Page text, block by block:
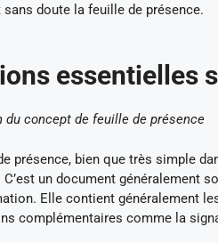
doute la feuille de présence.
essentielles
du concept de feuille de présence
présence, bien que très simple
un document généralement
Elle contient généralement
complémentaires comme la